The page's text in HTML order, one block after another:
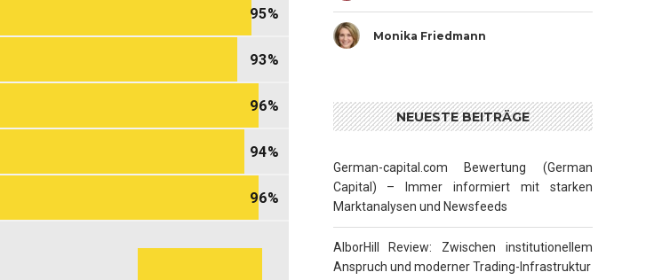
95
93
96
94
96
Monika Friedmann
NEUESTE BEITRÄGE
German-capital.com Bewertung (German
Capital) – Immer informiert mit starken
Marktanalysen und Newsfeeds
AlborHill Review: Zwischen institutionellem
Anspruch und moderner Trading-Infrastruktur